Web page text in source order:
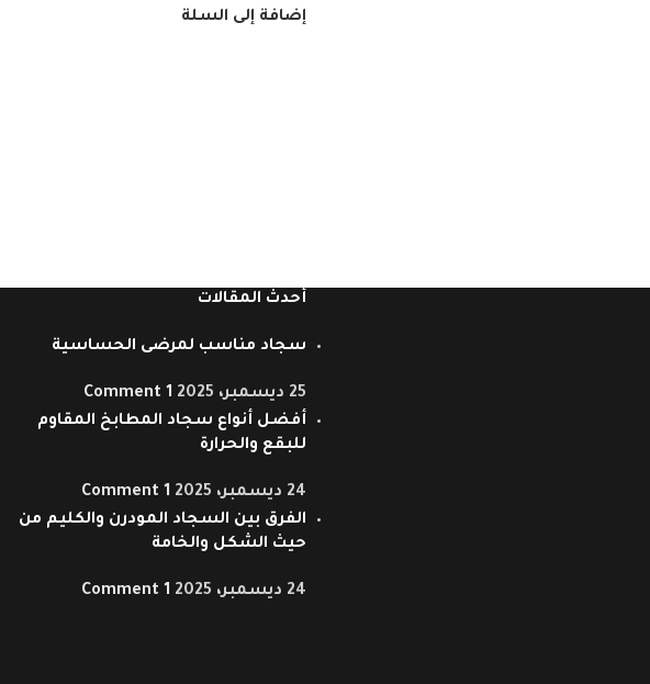
إضافة إلى السلة
أحدث المقالات
سجاد مناسب لمرضى الحساسية
25 ديسمبر، 2025
1 Comment
أفضل أنواع سجاد المطابخ المقاوم
للبقع والحرارة
24 ديسمبر، 2025
1 Comment
الفرق بين السجاد المودرن والكليم من
حيث الشكل والخامة
24 ديسمبر، 2025 1 Comment